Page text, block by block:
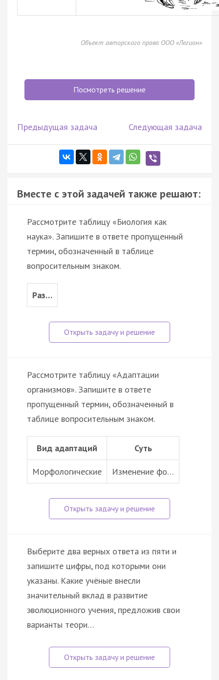
Объект авторского права ООО «Легион»
Посмотреть решение
Предыдущая задача Следующая задача
Вместе с этой задачей также решают:
Рассмотрите таблицу «Биология как
наука». Запишите в ответе пропущенный
термин, обозначенный в таблице
вопросительным знаком.
Раз…
Рассмотрите таблицу «Адаптации
организмов». Запишите в ответе
пропущенный термин, обозначенный в
таблице вопросительным знаком.
Вид адаптаций Суть
Морфологические Изменение фо…
Выберите два верных ответа из пяти и
запишите цифры, под которыми они
указаны. Какие учёные внесли
значительный вклад в развитие
эволюционного учения, предложив свои
варианты теори…